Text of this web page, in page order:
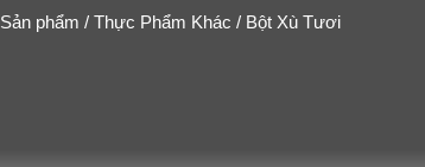
Sản phẩm / Thực Phẩm Khác / Bột Xù Tươi